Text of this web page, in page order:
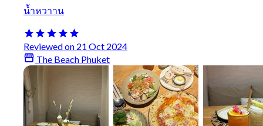
น้ำหวาาน
Reviewed on 21 Oct 2024
The Beach Phuket